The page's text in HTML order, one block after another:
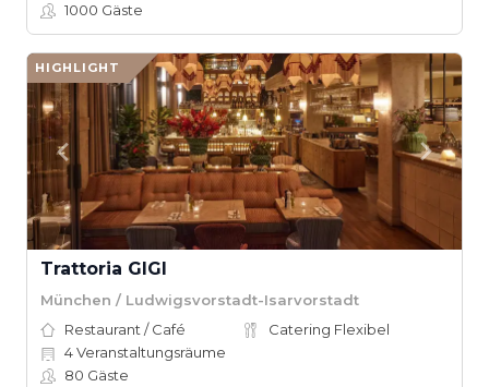
1000 Gäste
HIGHLIGHT
Trattoria GIGI
München / Ludwigsvorstadt-Isarvorstadt
Restaurant / Café
Catering Flexibel
4Veranstaltungsräume
80 Gäste